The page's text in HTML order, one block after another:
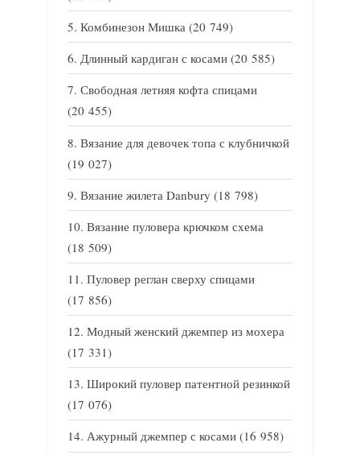
Комбинезон Мишка (20 749)
Длинный кардиган с косами (20 585)
Свободная летняя кофта спицами
(20 455)
Вязание для девочек топа с клубничкой
(19 027)
Вязание жилета Danbury (18 798)
Вязание пуловера крючком схема
(18 509)
Пуловер реглан сверху спицами
(17 856)
Модный женский джемпер из мохера
(17 331)
Широкий пуловер патентной резинкой
(17 076)
Ажурный джемпер с косами (16 958)